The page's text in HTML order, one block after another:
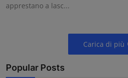
apprestano a lasc...
Carica di più
Popular Posts